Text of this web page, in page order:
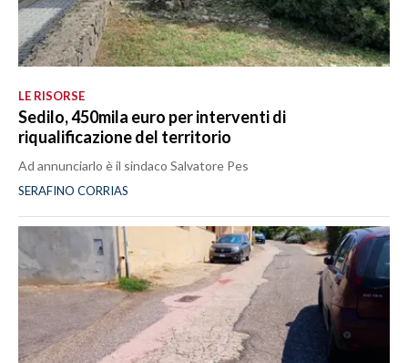
LE RISORSE
Sedilo, 450mila euro per interventi di
riqualificazione del territorio
Ad annunciarlo è il sindaco Salvatore Pes
SERAFINO CORRIAS